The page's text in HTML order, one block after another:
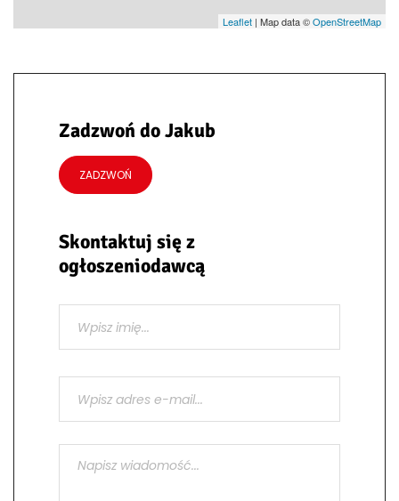
Leaflet | Map data ©OpenStreetMap
Zadzwoń do Jakub
ZADZWOŃ
Skontaktuj się z
ogłoszeniodawcą